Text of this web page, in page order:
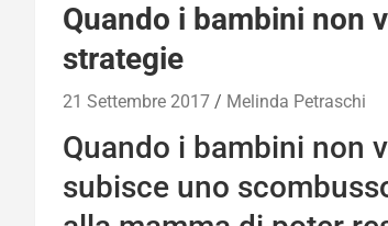
Quando i bambini non
strategie
21 Settembre 2017 Melinda Petraschi
Quando i bambini non
subisce uno